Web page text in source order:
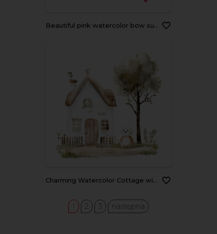
beautiful pink watercolor bow surrounded by hearts, perfect for celebrations and gifts. This charming design evokes feelings of love and joy
Charming Watercolor Cottage with Fluffy Creature and Tree
1 2 3 następna